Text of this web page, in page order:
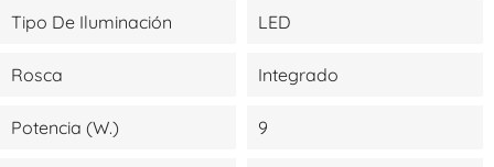
Tipo De Iluminación LED
Rosca Integrado
Potencia (W.) 9